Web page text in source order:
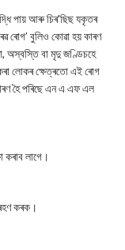
পায় আৰু চিৰ'ছিছ যকৃতৰ
ৰোগ’ বুলিও কোৱা হয় কাৰণ
অস্বস্তি বা মৃদু জণ্ডিচহে
লোকৰ ক্ষেত্ৰতো এই ৰোগ
হৈ পৰিছে এন এ এফ এল
কৰাব লাগে।
কৰক।